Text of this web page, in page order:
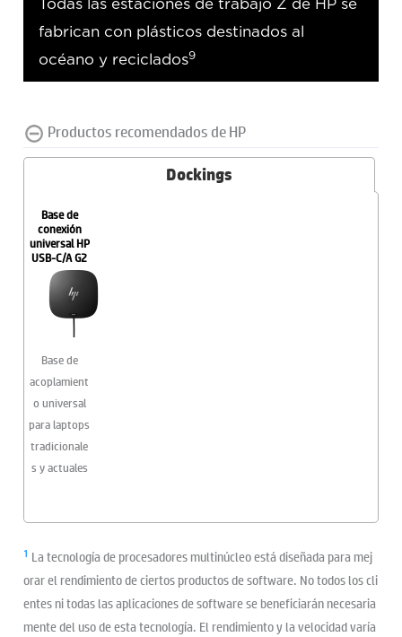
Todas las estaciones de trabajo Z de HP se
fabrican con plásticos destinados al
océano y reciclados9
Productos recomendados de HP
Dockings
Base de
conexión
universal HP
USB-C/A G2
Base de
acoplamient
o universal
para laptops
tradicionale
s y actuales
1 La tecnología de procesadores multinúcleo está diseñada para mej
orar el rendimiento de ciertos productos de software. No todos los cli
entes ni todas las aplicaciones de software se beneficiarán necesaria
mente del uso de esta tecnología. El rendimiento y la velocidad varía